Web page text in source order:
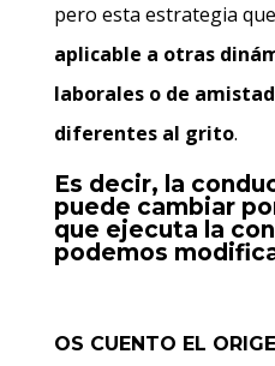
pero esta estrategia
aplicable a otras
laborales o de
diferentes al grito.
Es decir, la
puede cambiar
que ejecuta la
podemos
OS CUENTO EL O